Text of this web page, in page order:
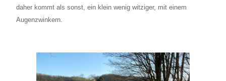
daher kommt als sonst, ein klein wenig witziger, mit einem
Augenzwinkern.